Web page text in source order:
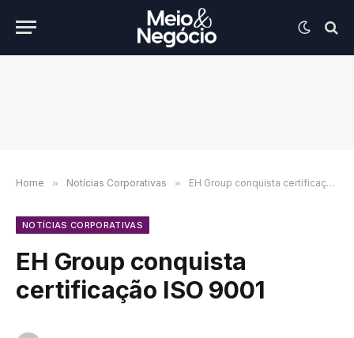
Home » Notícias Corporativas » EH Group conquista certificação ISO 9001
NOTÍCIAS CORPORATIVAS
EH Group conquista
certificação ISO 9001